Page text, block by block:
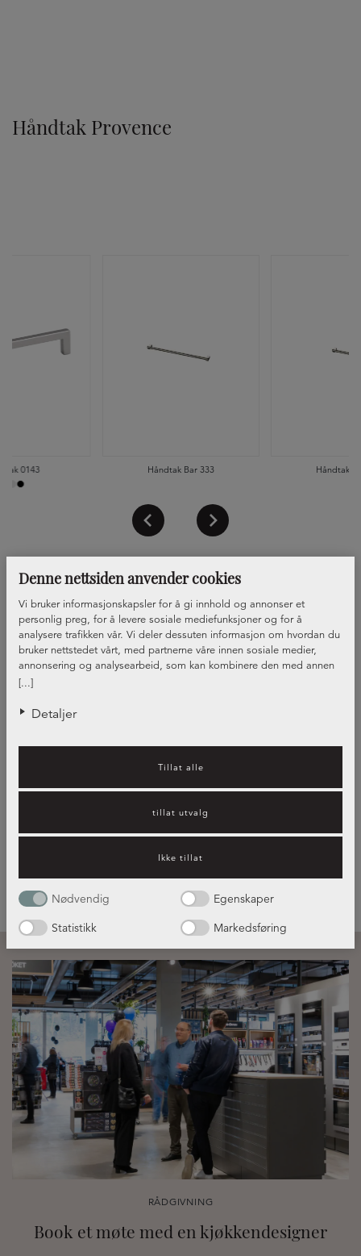
Denne nettsiden anvender cookies
[...]
Vi bruker informasjonskapsler for å gi innhold og annonser et
personlig preg, for å levere sosiale mediefunksjoner og for å
analysere trafikken vår. Vi deler dessuten informasjon om hvordan du
bruker nettstedet vårt, med partnerne våre innen sosiale medier,
annonsering og analysearbeid, som kan kombinere den med annen
informasjon du har gjort tilgjengelig for dem, eller som de har samlet
Detaljer
Tillat alle
tillat utvalg
Ikke tillat
Nødvendig
Egenskaper
Statistikk
Markedsføring
Håndtak Provence
0143 Håndtak Bar 333 Håndtak
Kjøkkeninspirasjon – hvilket
kjøkken passer best for deg?
Les mer her!
RÅDGIVNING
Book et møte med en kjøkkendesigner